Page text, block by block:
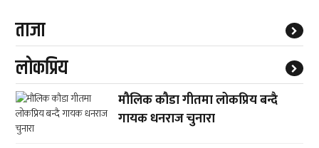
ताजा
लाेकप्रिय
मौलिक कौडा गीतमा लोकप्रिय बन्दै
गायक धनराज चुनारा